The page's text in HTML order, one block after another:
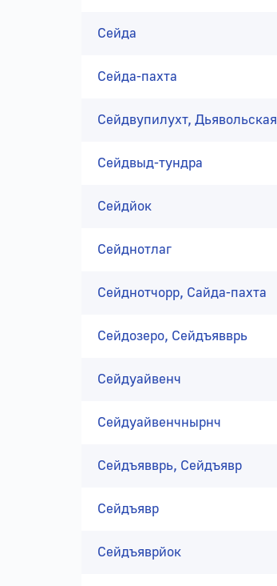
Сейда
Сейда-пахта
Сейдвупилухт, Дьявольская
Сейдвыд-тундра
Сейдйок
Сейднотлаг
Сейднотчорр, Сайда-пахта
Сейдозеро, Сейдъявврь
Сейдуайвенч
Сейдуайвенчнырнч
Сейдъявврь, Сейдъявр
Сейдъявр
Сейдъяврйок